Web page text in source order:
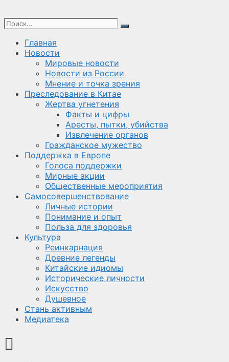
Главная
Новости
Мировые новости
Новости из России
Мнение и точка зрения
Преследование в Китае
Жертва угнетения
Факты и цифры
Аресты, пытки, убийства
Извлечение органов
Гражданское мужество
Поддержка в Европе
Голоса поддержки
Мирные акции
Общественные мероприятия
Самосовершенствование
Личные истории
Понимание и опыт
Польза для здоровья
Культура
Реинкарнация
Древние легенды
Китайские идиомы
Исторические личности
Искусство
Душевное
Стань активным
Медиатека